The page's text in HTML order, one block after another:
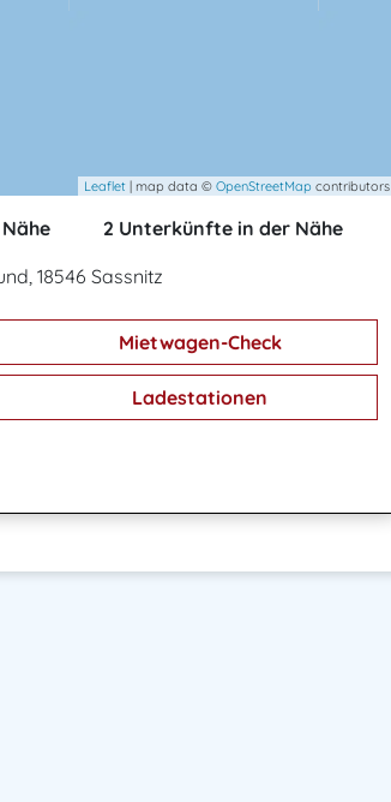
Leaflet | map data © OpenStreetMap contributors
2 Unterkünfte in der Nähe
18546 Sassnitz
Mietwagen-Check
Ladestationen